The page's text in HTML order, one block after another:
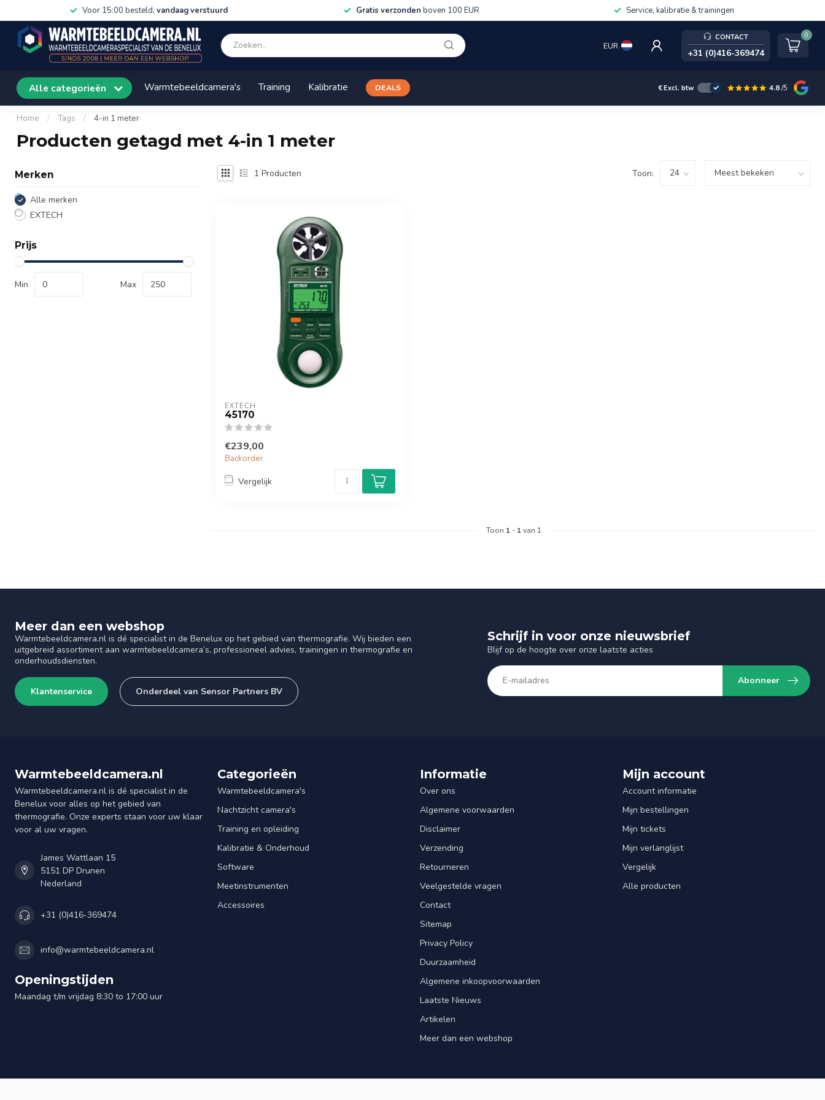
Voor 15:00 besteld, vandaag verstuurd Gratis verzonden boven 100 EUR Service, kalibratie & trainingen
EUR
CONTACT
+31 (0)416-369474
0
Alle categorieën Warmtebeeldcamera's Training Kalibratie DEALS €Excl. btw 4.8/5
Home / Tags / 4-in 1 meter
Producten getagd met 4-in 1 meter
Merken
Alle merken
EXTECH
Prijs
Min Max
1 Producten Toon:
EXTECH
45170
€239,00
Backorder
Vergelijk
Toon 1 - 1van 1
Meer dan een webshop
Warmtebeeldcamera.nl is dé specialist in de Benelux op het gebied van thermografie. Wij bieden een
uitgebreid assortiment aan warmtebeeldcamera’s, professioneel advies, trainingen in thermografie en
onderhoudsdiensten.
Klantenservice Onderdeel van Sensor Partners BV
Schrijf in voor onze nieuwsbrief
Blijf op de hoogte over onze laatste acties
Abonneer
Warmtebeeldcamera.nl
Warmtebeeldcamera.nl is dé specialist in de
Benelux voor alles op het gebied van
thermografie. Onze experts staan voor uw klaar
voor al uw vragen.
James Wattlaan 15
5151 DP Drunen
Nederland
+31 (0)416-369474
info@warmtebeeldcamera.nl
Openingstijden
Maandag t/m vrijdag 8:30 to 17:00 uur
Categorieën
Warmtebeeldcamera's
Nachtzicht camera's
Training en opleiding
Kalibratie & Onderhoud
Software
Meetinstrumenten
Accessoires
Informatie
Over ons
Algemene voorwaarden
Disclaimer
Verzending
Retourneren
Veelgestelde vragen
Contact
Sitemap
Privacy Policy
Duurzaamheid
Algemene inkoopvoorwaarden
Laatste Nieuws
Artikelen
Meer dan een webshop
Mijn account
Account informatie
Mijn bestellingen
Mijn tickets
Mijn verlanglijst
Vergelijk
Alle producten